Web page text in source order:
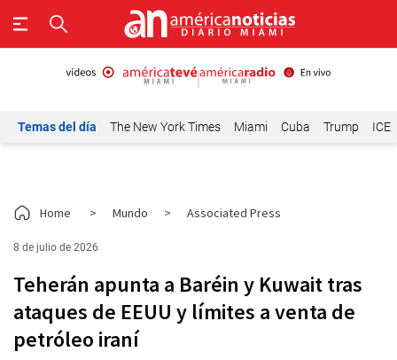
Temas del día The New York Times Miami Cuba Trump ICE
Home > Mundo > Associated Press
8 de julio de 2026
Teherán apunta a Baréin y Kuwait tras
ataques de EEUU y límites a venta de
petróleo iraní